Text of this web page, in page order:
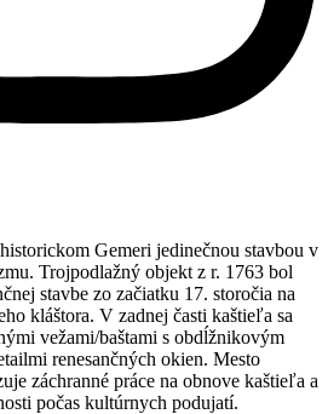
Gemeri jedinečnou stavbou v
Trojpodlažný objekt z r. 1763 bol
stavbe zo začiatku 17. storočia na
kláštora. V zadnej časti kaštieľa sa
vežami/baštami s obdĺžnikovým
renesančných okien. Mesto
záchranné práce na obnove kaštieľa a
počas kultúrnych podujatí.